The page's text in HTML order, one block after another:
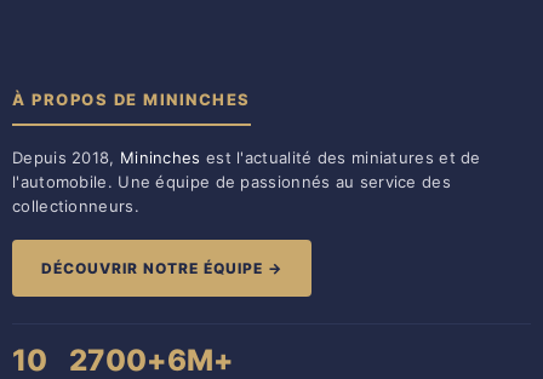
À PROPOS DE MININCHES
Depuis 2018, Mininches est l'actualité des miniatures et de
l'automobile. Une équipe de passionnés au service des
collectionneurs.
DÉCOUVRIR NOTRE ÉQUIPE →
10 2700+6M+